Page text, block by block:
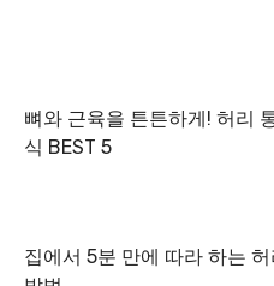
뼈와 근육을 튼튼하게! 허리
식 BEST 5
집에서 5분 만에 따라 하는